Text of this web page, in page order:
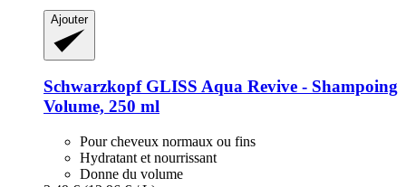
Ajouter
SchwarzkopfGLISS Aqua Revive -​ Shampoing
Volume, 250 ml
Pour cheveux normaux ou fins
Hydratant et nourrissant
Donne du volume